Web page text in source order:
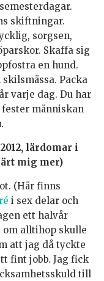
skiftningar.
sorgsen,
Skaffa sig
en hund.
Packa
varje dag. Du har
människan
lärdomar i
mig mer)
(Här finns
i sex delar och
ett halvår
om alltihop skulle
att jag då tyckte
fint jobb. Jag fick
till